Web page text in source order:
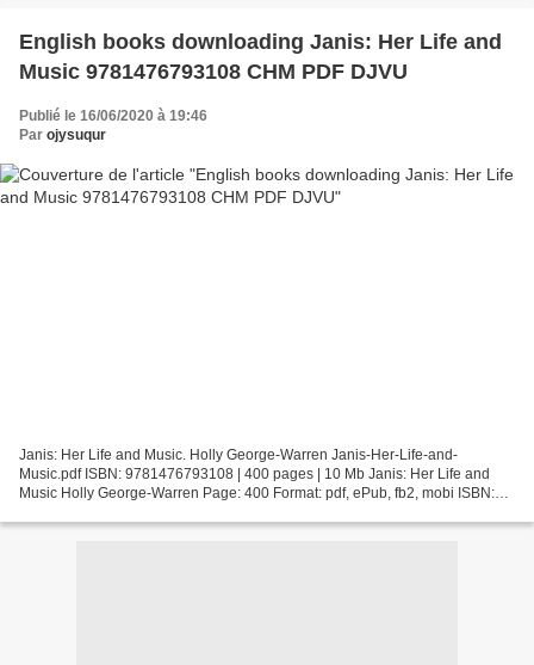
English books downloading Janis: Her Life and
Music 9781476793108 CHM PDF DJVU
Publié le 16/06/2020 à 19:46
Par ojysuqur
Janis: Her Life and Music. Holly George-Warren Janis-Her-Life-and-
Music.pdf ISBN: 9781476793108 | 400 pages | 10 Mb Janis: Her Life and
Music Holly George-Warren Page: 400 Format: pdf, ePub, fb2, mobi ISBN: